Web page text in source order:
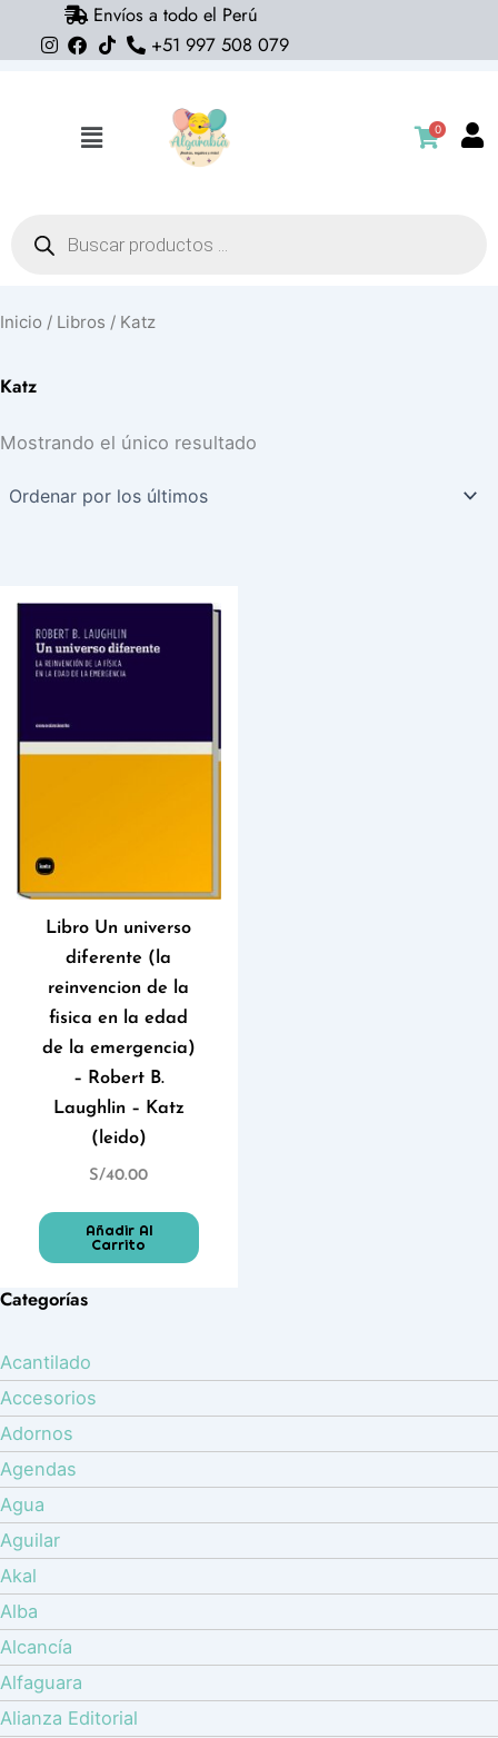
Envíos a todo el Perú
+51 997 508 079
Flyout
0
productos
Categorías
Acantilado
Accesorios
Adornos
Agendas
Agua
Aguilar
Akal
Alba
Alcancía
Alfaguara
Alianza Editorial
Inicio / Libros / Katz
Katz
Mostrando el único resultado
Libro Un universo
diferente (la
reinvencion de la
fisica en la edad
de la emergencia)
– Robert B.
Laughlin – Katz
(leido)
S/40.00
Añadir Al
Carrito